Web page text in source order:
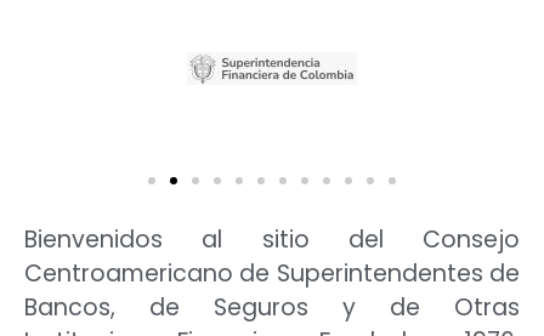
Bienvenidos al sitio del Consejo
Centroamericano de Superintendentes de
Bancos, de Seguros y de Otras